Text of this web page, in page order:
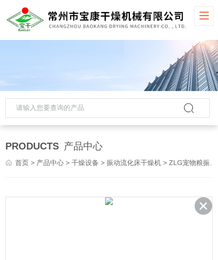
PRODUCTS 产品中心
首页 > 产品中心 >干燥设备 >振动流化床干燥机 > ZLG宠物粮振动流化床干燥机